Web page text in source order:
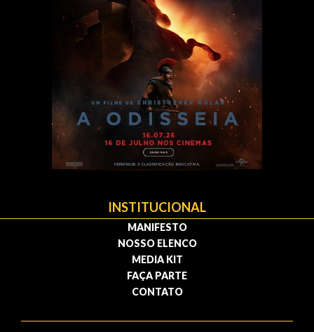
INSTITUCIONAL
MANIFESTO
NOSSO ELENCO
MEDIA KIT
FAÇA PARTE
CONTATO